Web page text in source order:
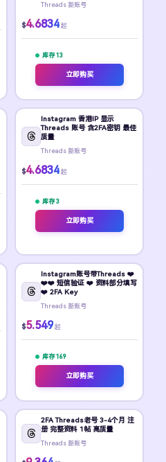
Threads 新账号
$4.6834 起
库存 13
立即购买
Instagram 香港IP 显示
Threads 账号 含2FA密钥 最佳
质量
Threads 新账号
$4.6834 起
库存 3
立即购买
Instagram账号带Threads ❤️
❤️❤️ 短信验证 ❤️ 资料部分填写
❤️ 2FA Key
Threads 新账号
$5.549 起
库存 169
立即购买
2FA Threads老号 3-4个月 注
册 完整资料 1帖 高质量
Threads 新账号